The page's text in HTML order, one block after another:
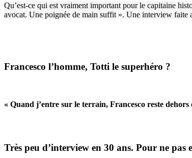
Qu’est-ce qui est vraiment important pour le capitaine
avocat. Une poignée de main suffit ». Une interview faite
Francesco l’homme, Totti le superhéro ?
« Quand j’entre sur le terrain, Francesco reste
Très peu d’interview en 30 ans. Pour ne pas